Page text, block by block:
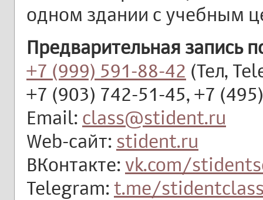
одном здании с учебным
Предварительная запись
+7 (999) 591-88-42 (Тел,
+7 (903) 742-51-45, +7
Email: class@stident.ru
Web-сайт: stident.ru
ВКонтакте: vk.com/
Telegram: t.me/